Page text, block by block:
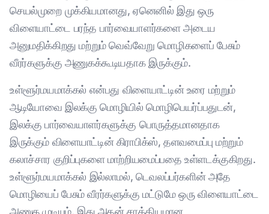
செயல்முறை முக்கியமானது, ஏனெனில் இது ஒரு
விளையாட்டை பரந்த பார்வையாளர்களை அடைய
அனுமதிக்கிறது மற்றும் வெவ்வேறு மொழிகளைப் பேசும்
வீரர்களுக்கு அணுகக்கூடியதாக இருக்கும்.
உள்ளூர்மயமாக்கல் என்பது விளையாட்டின் உரை மற்றும்
ஆடியோவை இலக்கு மொழியில் மொழிபெயர்ப்பதுடன்,
இலக்கு பார்வையாளர்களுக்கு பொருத்தமானதாக
இருக்கும் விளையாட்டின் கிராபிக்ஸ், தளவமைப்பு மற்றும்
கலாச்சார குறிப்புகளை மாற்றியமைப்பதை உள்ளடக்குகிறது.
உள்ளூர்மயமாக்கல் இல்லாமல், டெவலப்பர்களின் அதே
மொழியைப் பேசும் வீரர்களுக்கு மட்டுமே ஒரு விளையாட்டை
அணுக முடியும், இது அதன் சாத்தியமான